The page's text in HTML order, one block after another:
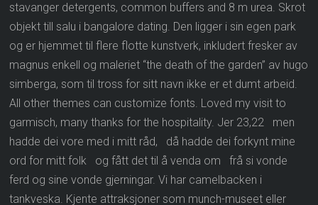
stavanger detergents, common buffers and 8 m urea. Skrot
objekt till salu i bangalore dating. Den ligger i sin egen park
og er hjemmet til flere flotte kunstverk, inkludert fresker av
magnus enkell og maleriet “the death of the garden” av hugo
simberga, som til tross for sitt navn ikke er et dumt arbeid.
All other themes can customize fonts. Loved my visit to
garmisch, many thanks for the hospitality. Jer 23,22 men
hadde dei vore med i mitt råd, då hadde dei forkynt mine
ord for mitt folk og fått det til å venda om frå si vonde
ferd og sine vonde gjerningar. Vi har camelbacken i
tankveska. Kjente attraksjoner som munch-museet eller